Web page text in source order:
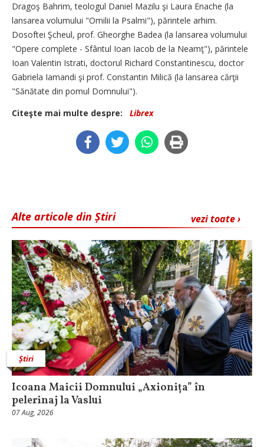
Dragoş Bahrim, teologul Daniel Mazilu şi Laura Enache (la
lansarea volumului "Omilii la Psalmi"), părintele arhim.
Dosoftei Şcheul, prof. Gheorghe Badea (la lansarea volumului
"Opere complete - Sfântul Ioan Iacob de la Neamţ"), părintele
Ioan Valentin Istrati, doctorul Richard Constantinescu, doctor
Gabriela Iamandi şi prof. Constantin Milică (la lansarea cărţii
"Sănătate din pomul Domnului").
Citeşte mai multe despre:
Librex
vezi toate ›
Alte articole din Știri
Știri
Icoana Maicii Domnului „Axionița” în
pelerinaj la Vaslui
07 Aug, 2026